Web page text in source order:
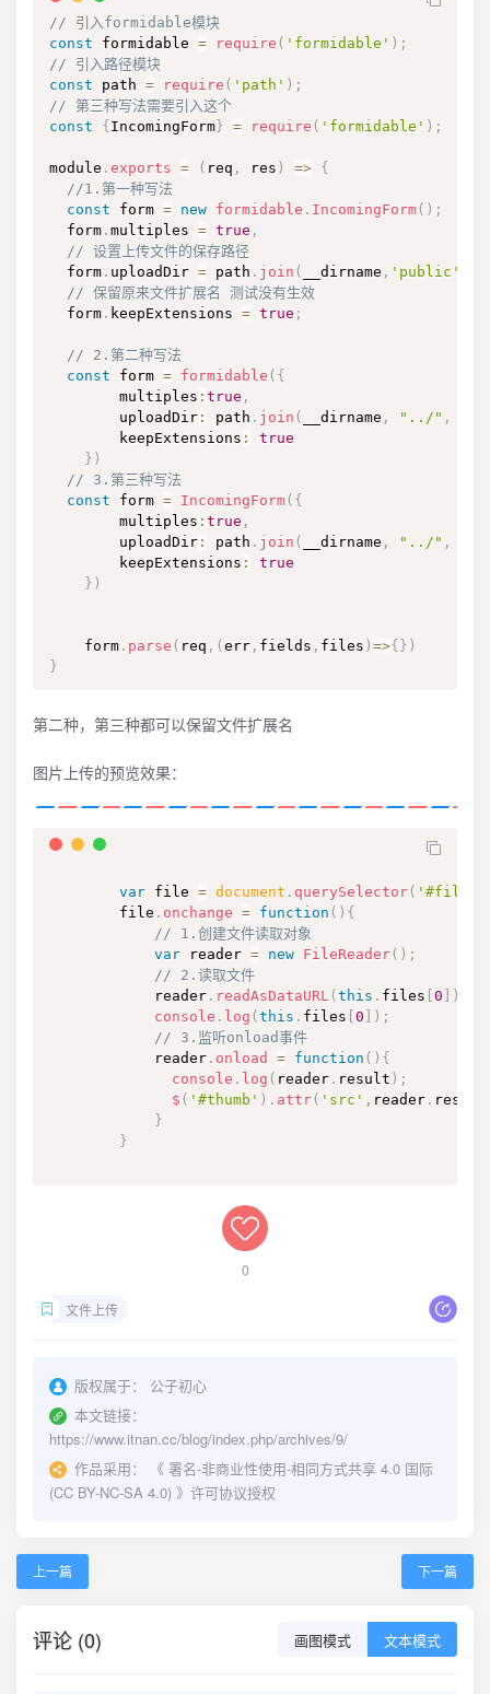
// 引入formidable模块
const formidable = require ( 'formidable' ) ;
// 引入路径模块
const path = require ( 'path' ) ;
// 第三种写法需要引入这个
const
{ IncomingForm } = require ( 'formidable' ) ;
module . exports = ( req , res ) => {
//1.第一种写法
const form = new formidable . IncomingForm ( ) ;
  form
. multiples = true ,
// 设置上传文件的保存路径
  form
. uploadDir = path . join ( __dirname , 'public'
// 保留原来文件扩展名 测试没有生效
  form
. keepExtensions = true ;
// 2.第二种写法
const form = formidable ( {
        multiples
: true ,
        uploadDir
: path . join ( __dirname , "../" ,
        keepExtensions
:
true
} )
// 3.第三种写法
const form = IncomingForm ( {
        multiples
: true ,
        uploadDir
: path . join ( __dirname , "../" ,
        keepExtensions
:
true
} )
    form
. parse ( req , ( err , fields , files ) =>{ } )
}
第二种，第三种都可以保留文件扩展名
图片上传的预览效果：
var file = document . querySelector ( '#file'
        file
. onchange = function ( ) {
// 1.创建文件读取对象
var reader = new FileReader ( ) ;
// 2.读取文件
            reader
. readAsDataURL ( this . files 0
)
console . log ( this . files 0 ) ;
// 3.监听onload事件
            reader
. onload = function ( ) {
console . log ( reader . result ) ;
$ ( '#thumb' ) . attr ( 'src' , reader . result
}
}
0
文件上传
版权属于：
公子初心
本文链接：
https://www.itnan.cc/blog/index.php/archives/9/
作品采用：
《 署名-非商业性使用-相同方式共享 4.0 国际
(CC BY-NC-SA 4.0) 》许可协议授权
上一篇 下一篇
评论 (0) 画图模式 文本模式